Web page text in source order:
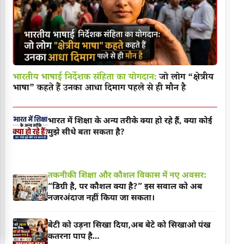
भारतीय भाषाई निर्देशक संहिता का योगदान:जो लोग “क्षेत्रीय
भाषा” कहते हैं उनका आधा दिमाग पहले से ही मौन है
भारत में शिक्षा के अन्य तरीके क्या हो रहे हैं, क्या कोई
मुझे सीधे बता सकता है?
तकनीकी शिक्षा और कौशल विकास में नए अवसर:
“डिग्री है, पर कौशल क्या है?” इस सवाल को अब
नजरअंदाज नहीं किया जा सकता।
बेटी को उड़ना सिखा दिया,अब बेटे को सिखाओ पंख
कतरना पाप है…